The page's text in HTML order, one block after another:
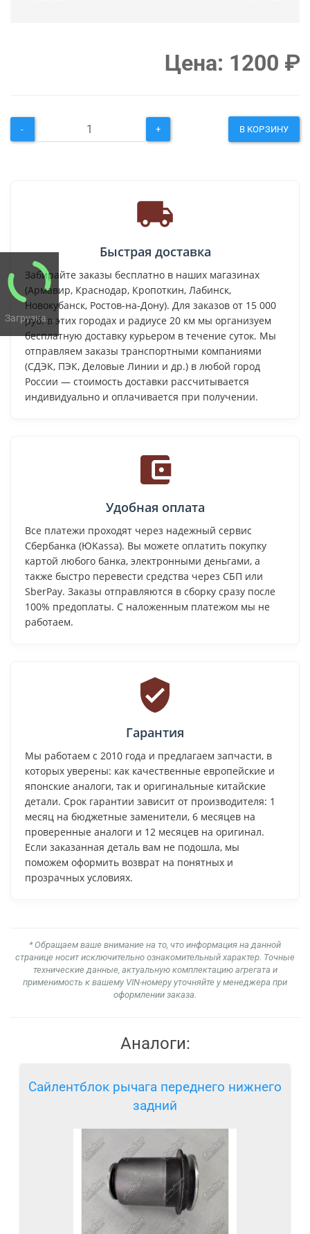
Загрузка...
Цена: 1200 ₽
- + В КОРЗИНУ
Быстрая доставка
Забирайте заказы бесплатно в наших магазинах
(Армавир, Краснодар, Кропоткин, Лабинск,
Новокубанск, Ростов-на-Дону). Для заказов от 15 000
руб. в этих городах и радиусе 20 км мы организуем
бесплатную доставку курьером в течение суток. Мы
отправляем заказы транспортными компаниями
(СДЭК, ПЭК, Деловые Линии и др.) в любой город
России — стоимость доставки рассчитывается
индивидуально и оплачивается при получении.
Удобная оплата
Все платежи проходят через надежный сервис
Сбербанка (ЮKassa). Вы можете оплатить покупку
картой любого банка, электронными деньгами, а
также быстро перевести средства через СБП или
SberPay. Заказы отправляются в сборку сразу после
100% предоплаты. С наложенным платежом мы не
работаем.
Гарантия
Мы работаем с 2010 года и предлагаем запчасти, в
которых уверены: как качественные европейские и
японские аналоги, так и оригинальные китайские
детали. Срок гарантии зависит от производителя: 1
месяц на бюджетные заменители, 6 месяцев на
проверенные аналоги и 12 месяцев на оригинал.
Если заказанная деталь вам не подошла, мы
поможем оформить возврат на понятных и
прозрачных условиях.
* Обращаем ваше внимание на то, что информация на данной
странице носит исключительно ознакомительный характер. Точные
технические данные, актуальную комплектацию агрегата и
применимость к вашему VIN-номеру уточняйте у менеджера при
оформлении заказа.
Аналоги:
Сайлентблок рычага переднего нижнего
задний